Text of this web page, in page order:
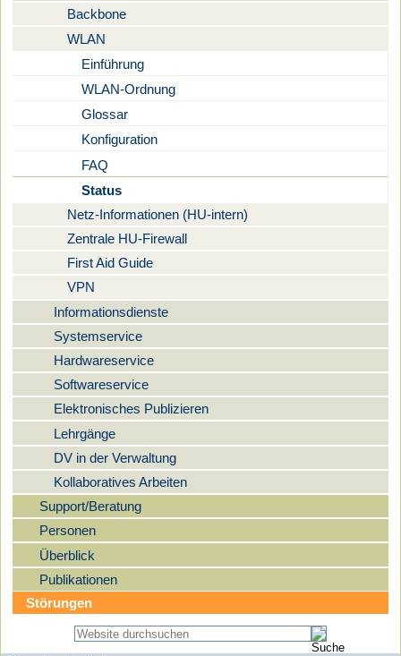
Backbone
WLAN
Einführung
WLAN-Ordnung
Glossar
Konfiguration
FAQ
Status
Netz-Informationen (HU-intern)
Zentrale HU-Firewall
First Aid Guide
VPN
Informationsdienste
Systemservice
Hardwareservice
Softwareservice
Elektronisches Publizieren
Lehrgänge
DV in der Verwaltung
Kollaboratives Arbeiten
Support/Beratung
Personen
Überblick
Publikationen
Störungen